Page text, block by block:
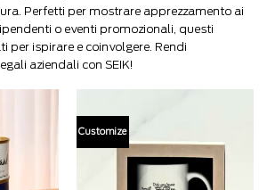
Perfetti per mostrare apprezzamento ai
o eventi promozionali, questi
per ispirare e coinvolgere. Rendi
aziendali con SEIK!
Customize